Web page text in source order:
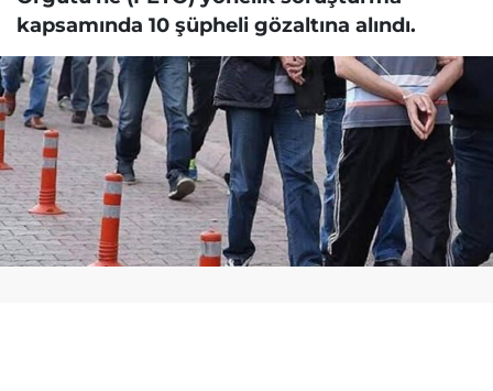
kapsamında 10 şüpheli gözaltına alındı.